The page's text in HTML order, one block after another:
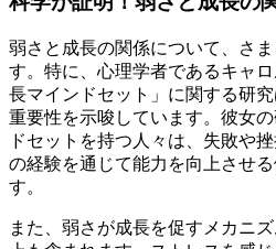
弱さと成長の関係について、さ
す。特に、心理学者であるキャ
長マインドセット」に関する研
重要性を示唆しています。彼女
ドセットを持つ人々は、失敗や
の経験を通じて能力を向上させ
す。
また、弱さが成長を促すメカニ